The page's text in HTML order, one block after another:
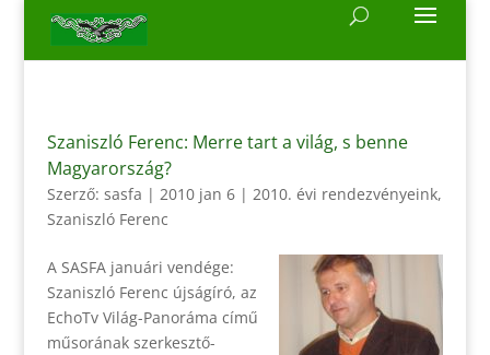
Szaniszló Ferenc: Merre tart a világ, s benne
Magyarország?
Szerző: sasfa | 2010 jan 6| 2010. évi rendezvényeink,
Szaniszló Ferenc
A SASFA januári vendége:
Szaniszló Ferenc újságíró, az
EchoTv Világ-Panoráma című
műsorának szerkesztő-